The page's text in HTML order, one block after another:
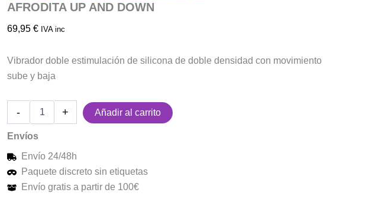
AFRODITA UP AND DOWN
69,95 € IVA inc
Vibrador doble estimulación de silicona de doble densidad con movimiento
sube y baja
-
cantidad
+ Añadir al carrito
Envíos
Envío 24/48h
Paquete discreto sin etiquetas
Envío gratis a partir de 100€